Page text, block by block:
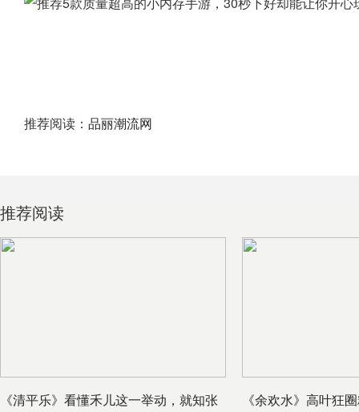
推荐阅读： 品丽潮流网
推荐阅读
《清平乐》看懂禾儿这一举动，就知张
《余欢水》高叶狂